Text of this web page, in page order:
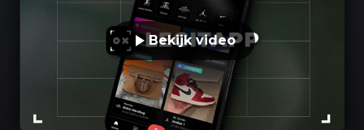
Bekijk video